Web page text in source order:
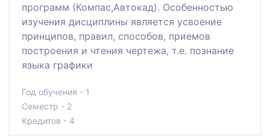
программ (Компас,Автокад). Особенностью
изучения дисциплины является усвоение
принципов, правил, способов, приемов
построения и чтения чертежа, т.е. познание
языка графики
Год обучения - 1
Семестр - 2
Кредитов - 4